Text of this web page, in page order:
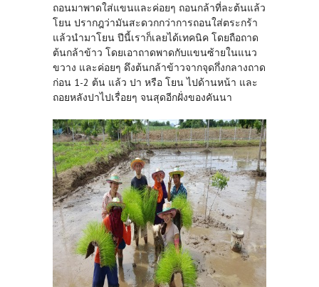
ถอนมาพาดใส่แขนและค่อยๆ ถอนกล้าที่ละต้นแล้ว
โยน ปรากฎว่ามันสะดวกกว่าการถอนใส่ตระกร้า
แล้วนำมาโยน ปีนี้เราก็เลยได้เทคนิค โดยถือถาด
ต้นกล้าข้าว โดยเอาถาดพาดกับแขนซ้ายในแนว
ขวาง และค่อยๆ ดึงต้นกล้าข้าวจากจุดกึ่งกลางถาด
ก่อน 1-2 ต้น แล้ว ปา หรือ โยน ไปด้านหน้า และ
ถอยหลังปาไปเรื่อยๆ จนสุดอีกฝั่งของคันนา